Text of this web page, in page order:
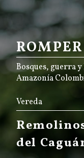
Bosques, guerra
Amazonía
Vereda
del